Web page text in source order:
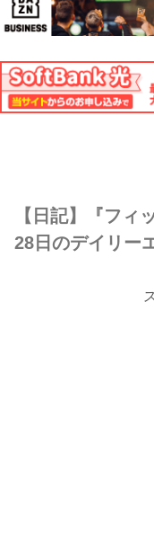
【日記】『フィ
28日のデイリー